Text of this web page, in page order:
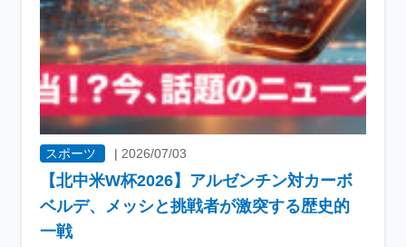
スポーツ |2026/07/03
【北中米W杯2026】アルゼンチン対カーボ
ベルデ、メッシと挑戦者が激突する歴史的
一戦